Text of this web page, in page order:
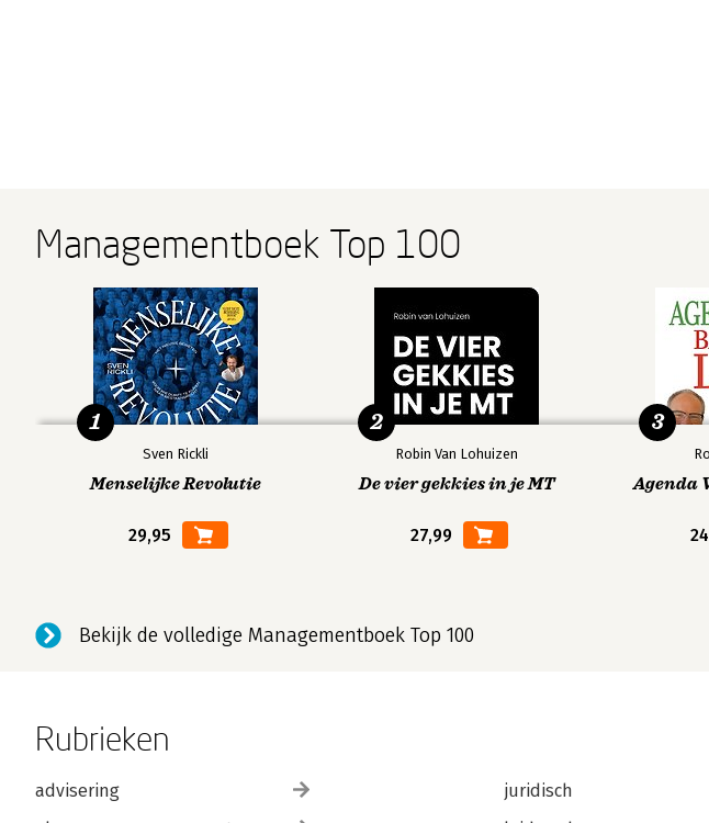
Managementboek Top 100
Sven Rickli
Menselijke Revolutie
29,95
1
Robin Van Lohuizen
De vier gekkies in je MT
27,99
2
Agenda
3
Bekijk de volledige Managementboek Top 100
Rubrieken
advisering
juridisch